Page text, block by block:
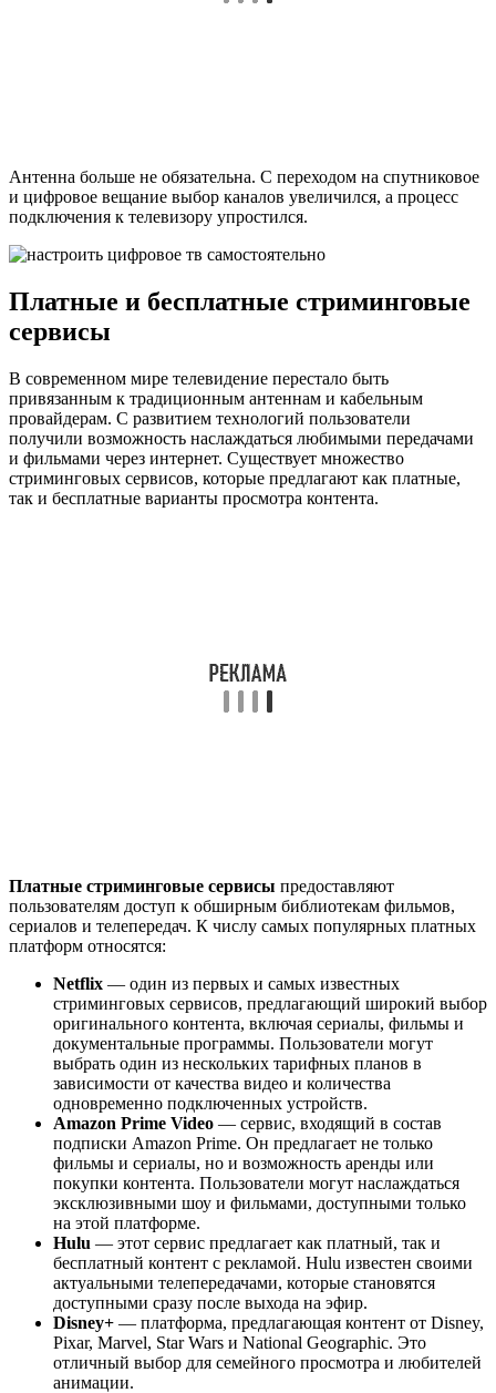
Антенна больше не обязательна. С переходом на спутниковое
и цифровое вещание выбор каналов увеличился, а процесс
подключения к телевизору упростился.
Платные и бесплатные стриминговые
сервисы
В современном мире телевидение перестало быть
привязанным к традиционным антеннам и кабельным
провайдерам. С развитием технологий пользователи
получили возможность наслаждаться любимыми передачами
и фильмами через интернет. Существует множество
стриминговых сервисов, которые предлагают как платные,
так и бесплатные варианты просмотра контента.
Платные стриминговые сервисы предоставляют
пользователям доступ к обширным библиотекам фильмов,
сериалов и телепередач. К числу самых популярных платных
платформ относятся:
Netflix — один из первых и самых известных
стриминговых сервисов, предлагающий широкий выбор
оригинального контента, включая сериалы, фильмы и
документальные программы. Пользователи могут
выбрать один из нескольких тарифных планов в
зависимости от качества видео и количества
одновременно подключенных устройств.
Amazon Prime Video — сервис, входящий в состав
подписки Amazon Prime. Он предлагает не только
фильмы и сериалы, но и возможность аренды или
покупки контента. Пользователи могут наслаждаться
эксклюзивными шоу и фильмами, доступными только
на этой платформе.
Hulu — этот сервис предлагает как платный, так и
бесплатный контент с рекламой. Hulu известен своими
актуальными телепередачами, которые становятся
доступными сразу после выхода на эфир.
Disney+ — платформа, предлагающая контент от Disney,
Pixar, Marvel, Star Wars и National Geographic. Это
отличный выбор для семейного просмотра и любителей
анимации.